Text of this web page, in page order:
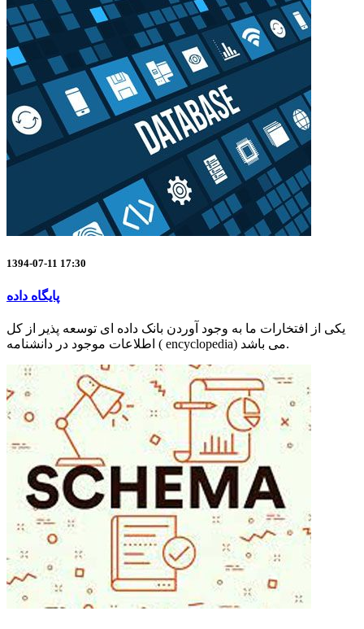
1394-07-11 17:30
پایگاه داده
یکی از افتخارات ما به وجود آوردن بانک داده ای توسعه پذیر از کل
اطلاعات موجود در دانشنامه ( encyclopedia) می باشد.